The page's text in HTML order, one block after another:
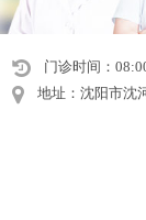
门诊时间：
地址：沈阳市沈